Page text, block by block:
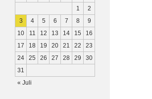
1
2
3
4 5 6 7 8
9
10
11 12 13 14 15
16
17
18 19 20 21 22
23
24
25 26 27 28 29
30
31
« Juli